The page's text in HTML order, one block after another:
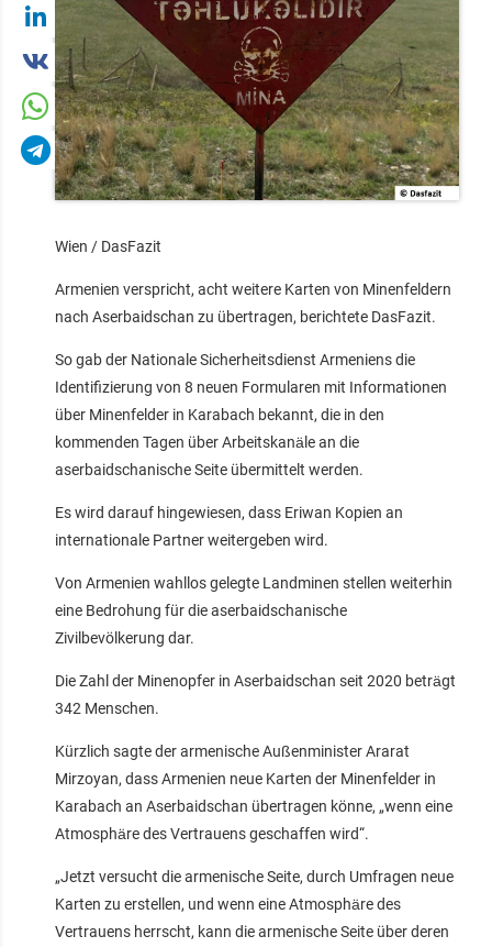
Wien / DasFazit
Armenien verspricht, acht weitere Karten von Minenfeldern
nach Aserbaidschan zu übertragen, berichtete DasFazit.
So gab der Nationale Sicherheitsdienst Armeniens die
Identifizierung von 8 neuen Formularen mit Informationen
über Minenfelder in Karabach bekannt, die in den
kommenden Tagen über Arbeitskanäle an die
aserbaidschanische Seite übermittelt werden.
Es wird darauf hingewiesen, dass Eriwan Kopien an
internationale Partner weitergeben wird.
Von Armenien wahllos gelegte Landminen stellen weiterhin
eine Bedrohung für die aserbaidschanische
Zivilbevölkerung dar.
Die Zahl der Minenopfer in Aserbaidschan seit 2020 beträgt
342 Menschen.
Kürzlich sagte der armenische Außenminister Ararat
Mirzoyan, dass Armenien neue Karten der Minenfelder in
Karabach an Aserbaidschan übertragen könne, „wenn eine
Atmosphäre des Vertrauens geschaffen wird“.
„Jetzt versucht die armenische Seite, durch Umfragen neue
Karten zu erstellen, und wenn eine Atmosphäre des
Vertrauens herrscht, kann die armenische Seite über deren